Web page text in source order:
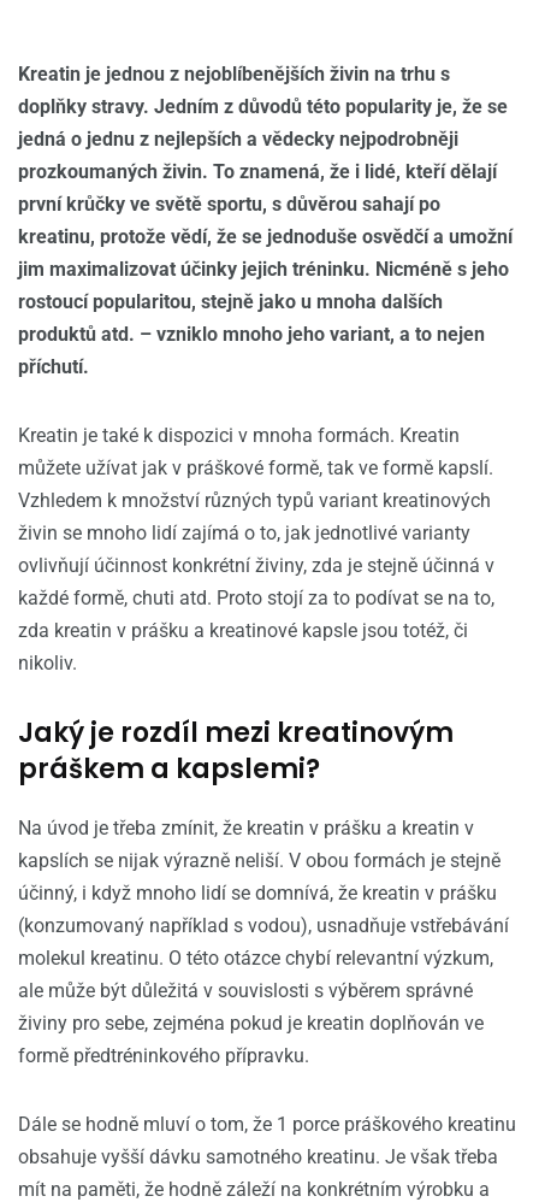
Kreatin je jednou z nejoblíbenějších živin na trhu s
doplňky stravy. Jedním z důvodů této popularity je, že se
jedná o jednu z nejlepších a vědecky nejpodrobněji
prozkoumaných živin. To znamená, že i lidé, kteří dělají
první krůčky ve světě sportu, s důvěrou sahají po
kreatinu, protože vědí, že se jednoduše osvědčí a umožní
jim maximalizovat účinky jejich tréninku. Nicméně s jeho
rostoucí popularitou, stejně jako u mnoha dalších
produktů atd. – vzniklo mnoho jeho variant, a to nejen
příchutí.
Kreatin je také k dispozici v mnoha formách. Kreatin
můžete užívat jak v práškové formě, tak ve formě kapslí.
Vzhledem k množství různých typů variant kreatinových
živin se mnoho lidí zajímá o to, jak jednotlivé varianty
ovlivňují účinnost konkrétní živiny, zda je stejně účinná v
každé formě, chuti atd. Proto stojí za to podívat se na to,
zda kreatin v prášku a kreatinové kapsle jsou totéž, či
nikoliv.
Jaký je rozdíl mezi kreatinovým
práškem a kapslemi?
Na úvod je třeba zmínit, že kreatin v prášku a kreatin v
kapslích se nijak výrazně neliší. V obou formách je stejně
účinný, i když mnoho lidí se domnívá, že kreatin v prášku
(konzumovaný například s vodou), usnadňuje vstřebávání
molekul kreatinu. O této otázce chybí relevantní výzkum,
ale může být důležitá v souvislosti s výběrem správné
živiny pro sebe, zejména pokud je kreatin doplňován ve
formě předtréninkového přípravku.
Dále se hodně mluví o tom, že 1 porce práškového kreatinu
obsahuje vyšší dávku samotného kreatinu. Je však třeba
mít na paměti, že hodně záleží na konkrétním výrobku a